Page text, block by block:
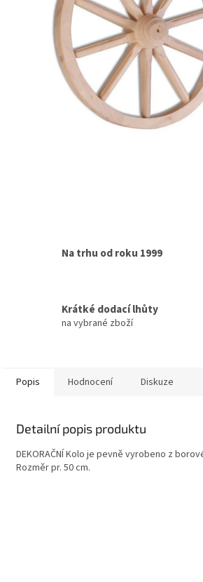
Na trhu od roku 1999
Krátké dodací lhůty
na vybrané zboží
Popis Hodnocení Diskuze
Detailní popis produktu
DEKORAČNÍ Kolo je pevně vyrobeno z
Rozměr pr. 50 cm.